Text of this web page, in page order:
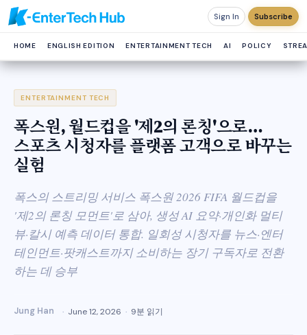
Sign In Subscribe
HOME ENGLISH EDITION ENTERTAINMENT TECH AI POLICY
ENTERTAINMENT TECH
폭스원, 월드컵을 '제2의 론칭'으로…
스포츠 시청자를 플랫폼 고객으로 바꾸는
실험
폭스의 스트리밍 서비스 폭스원 2026 FIFA 월드컵을
'제2의 론칭 모먼트'로 삼아, 생성 AI 요약·개인화 멀티
뷰·칼시 예측 데이터 통합. 일회성 시청자를 뉴스·엔터
테인먼트·팟캐스트까지 소비하는 장기 구독자로 전환
하는 데 승부
Jung Han June 12, 2026 9분 읽기